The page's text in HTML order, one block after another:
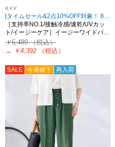
a.v.v
[タイムセール&2点10%OFF対象！ 8/18 8:59まで]
［支持率NO.1/接触冷感/速乾/UVカッ
ト/イージーケア］イージーワイドパ…
￥5,489（税込）
→
￥4,392 （税込）
SALE 今週値下 再入荷